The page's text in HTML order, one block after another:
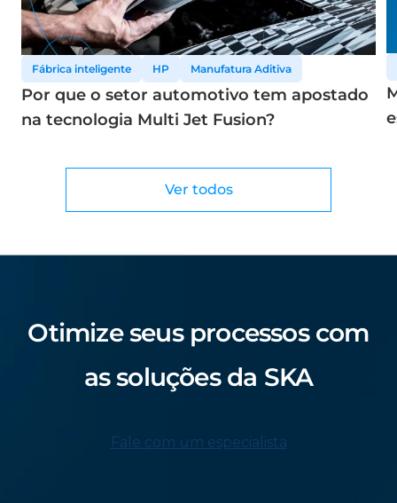
Ver todos
Fábrica inteligente HP Manufatura Aditiva
Por que o setor automotivo tem apostado
na tecnologia Multi Jet Fusion?
Otimize seus processos com
as soluções da SKA
Fale com um especialista